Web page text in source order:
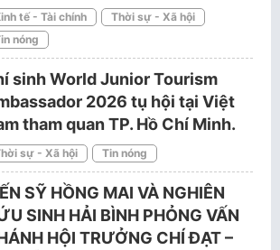
tế - Tài chính
Thời sự - Xã hội
nóng
sinh World Junior Tourism
2026 tụ hội tại Việt
tham quan TP. Hồ Chí Minh.
sự - Xã hội Tin nóng
SỸ HỒNG MAI VÀ NGHIÊN
SINH HẢI BÌNH PHỎNG VẤN
HỘI TRƯỞNG CHÍ ĐẠT –